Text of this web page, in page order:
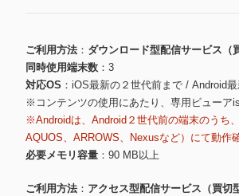
ご利用方法
ダウンロード型配信サービス（
同時使用端末数
3
対応OS
iOS最新の２世代前まで / Android
※コンテンツの使用にあたり、専用ビューア
※Androidは、Android２世代前の端末のうち
AQUOS、ARROWS、Nexusなど）にて動作
必要メモリ容量
90 MB以上
ご利用方法
アクセス型配信サービス（買切